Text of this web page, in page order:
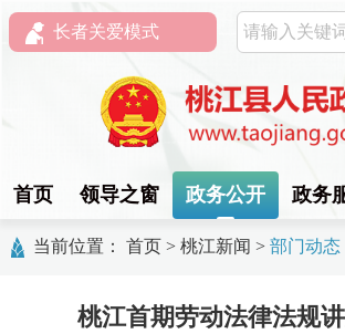
长者关爱模式
首页 领导之窗 政务公开 政务
当前位置： 首页 > 桃江新闻 > 部门动态
桃江首期劳动法律法规